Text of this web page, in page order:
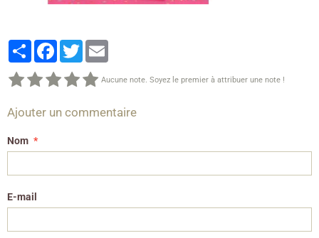
PartagerFacebook
Twitter
Aucune note. Soyez le premier à attribuer une note !
Ajouter un commentaire
Nom
E-mail